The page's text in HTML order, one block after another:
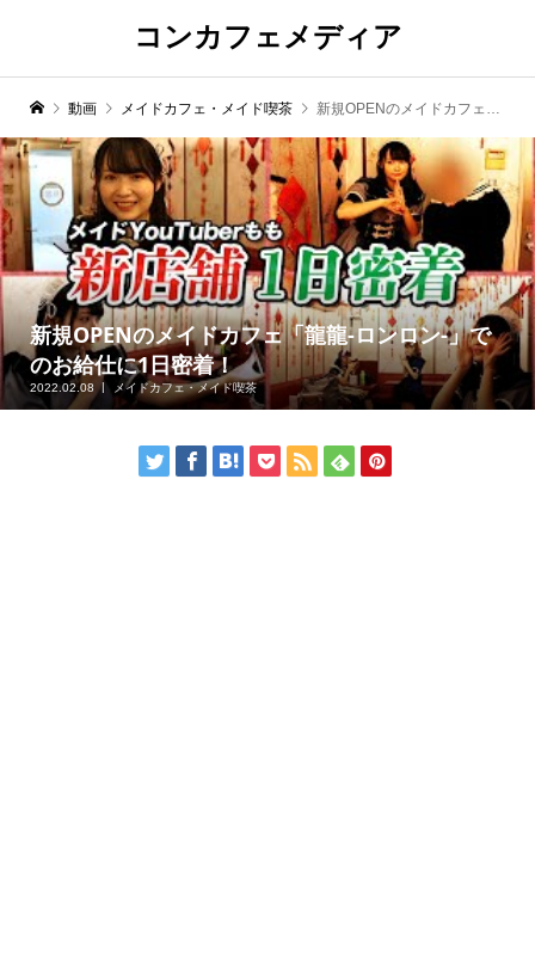
コンカフェメディア
動画 メイドカフェ・メイド喫茶 新規OPENのメイドカフェ「龍龍-ロンロン-」でのお給仕に1日密着！
新規OPENのメイドカフェ「龍龍-ロンロン-」で
のお給仕に1日密着！
2022.02.08 メイドカフェ・メイド喫茶